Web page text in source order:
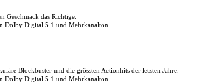
Geschmack das Richtige.
Dolby Digital 5.1 und Mehrkanalton.
Blockbuster und die grössten Actionhits der letzten Jahre.
Dolby Digital 5.1 und Mehrkanalton.